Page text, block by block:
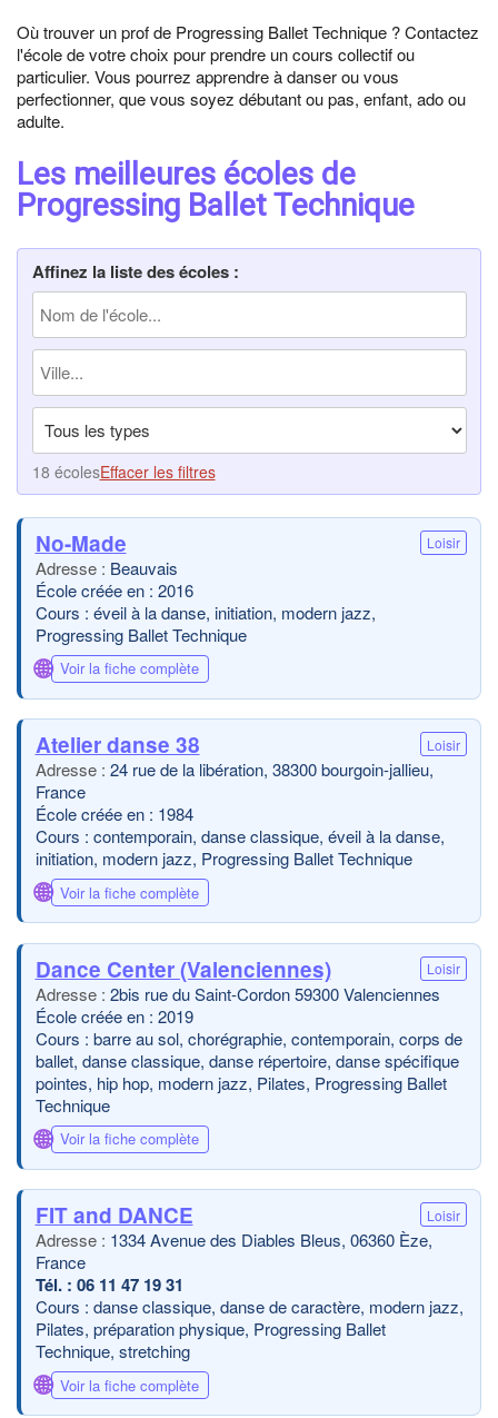
Où trouver un prof de Progressing Ballet Technique ? Contactez
l'école de votre choix pour prendre un cours collectif ou
particulier. Vous pourrez apprendre à danser ou vous
perfectionner, que vous soyez débutant ou pas, enfant, ado ou
adulte.
Les meilleures écoles de
Progressing Ballet Technique
Affinez la liste des écoles :
18 écolesEffacer les filtres
No-Made Loisir
Beauvais
École créée en : 2016
Cours : éveil à la danse, initiation, modern jazz,
Progressing Ballet Technique
🌐 Voir la fiche complète
Atelier danse 38 Loisir
24 rue de la libération, 38300 bourgoin-jallieu,
France
École créée en : 1984
Cours : contemporain, danse classique, éveil à la danse,
initiation, modern jazz, Progressing Ballet Technique
🌐 Voir la fiche complète
Dance Center (Valenciennes) Loisir
2bis rue du Saint-Cordon 59300 Valenciennes
École créée en : 2019
Cours : barre au sol, chorégraphie, contemporain, corps de
ballet, danse classique, danse répertoire, danse spécifique
pointes, hip hop, modern jazz, Pilates, Progressing Ballet
Technique
🌐 Voir la fiche complète
FIT and DANCE Loisir
1334 Avenue des Diables Bleus, 06360 Èze,
France
06 11 47 19 31
Cours : danse classique, danse de caractère, modern jazz,
Pilates, préparation physique, Progressing Ballet
Technique, stretching
🌐 Voir la fiche complète